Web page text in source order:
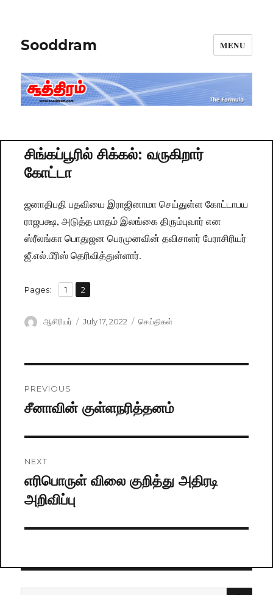
Sooddram MENU
சிங்கப்பூரில் சிக்கல்: வருகிறார்
கோட்டா
ஜனாதிபதி பதவியை இராஜினாமா செய்துள்ள கோட்டாபய
ராஜபக்ஷ, அடுத்த மாதம் இலங்கை திரும்புவார் என
ஸ்ரீலங்கா பொதுஜன பெரமுனவின் தவிசாளர் பேராசிரியர்
ஜீ.எல்.பீரிஸ் தெரிவித்துள்ளார்.
Pages: Page
1 ,
Page
2
Author
ஆசிரியர்
Posted
July 17, 2022 Categories
செய்திகள்
navigation
PREVIOUS
Previous
சீனாவின் குள்ளநரித்தனம்
NEXT
Next
post:
எரிபொருள் விலை குறித்து அதிரடி
அறிவிப்பு